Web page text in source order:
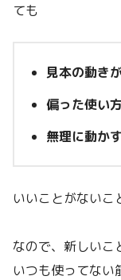
ても
見本の動き
偏った使い
無理に動か
いいことがないこ
なので、新しいこ
いつも使ってない